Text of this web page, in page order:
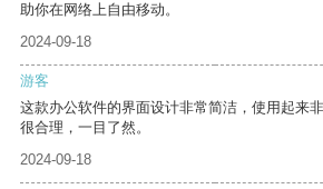
助你在网络上自由移动。
2024-09-18
游客
这款办公软件的界面设计非常简洁，使用起来
很合理，一目了然。
2024-09-18